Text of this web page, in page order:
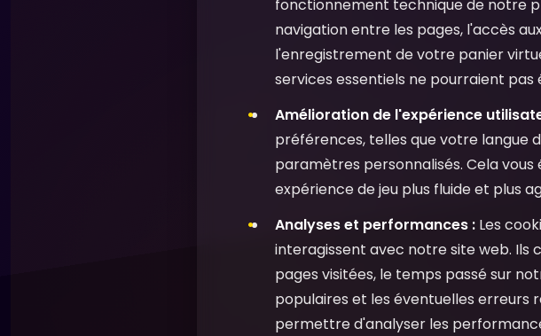
fonctionnement technique de notre
navigation entre les pages, l'accès
l'enregistrement de votre panier
services essentiels ne pourraient pas
Amélioration de l'expérience
préférences, telles que votre langue
paramètres personnalisés. Cela
expérience de jeu plus fluide et plus
Analyses et performances : Les
interagissent avec notre site web. Ils
pages visitées, le temps passé sur
populaires et les éventuelles erreurs
permettre d'analyser les